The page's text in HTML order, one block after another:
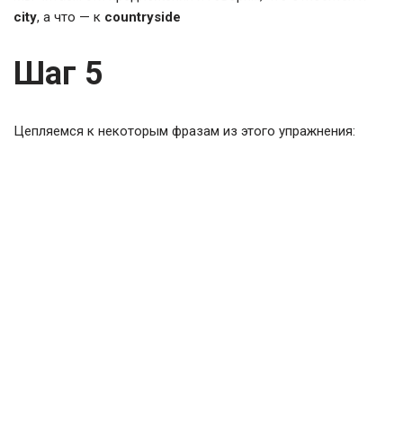
city, а что — к countryside
Шаг 5
Цепляемся к некоторым фразам из этого упражнения: